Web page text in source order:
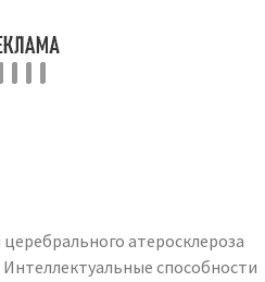
атеросклероза
способности